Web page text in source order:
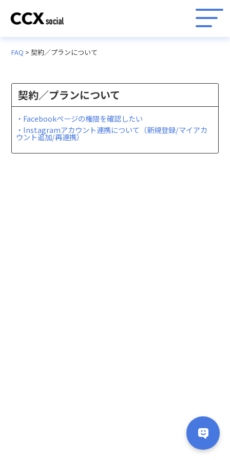
FAQ > 契約／プランについて
契約／プランについて
・Facebookページの権限を確認したい
・Instagramアカウント連携について（新規登録/マイアカ
ウント追加/再連携）